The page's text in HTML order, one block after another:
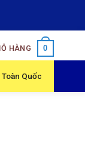
HÀNG 0
Quốc